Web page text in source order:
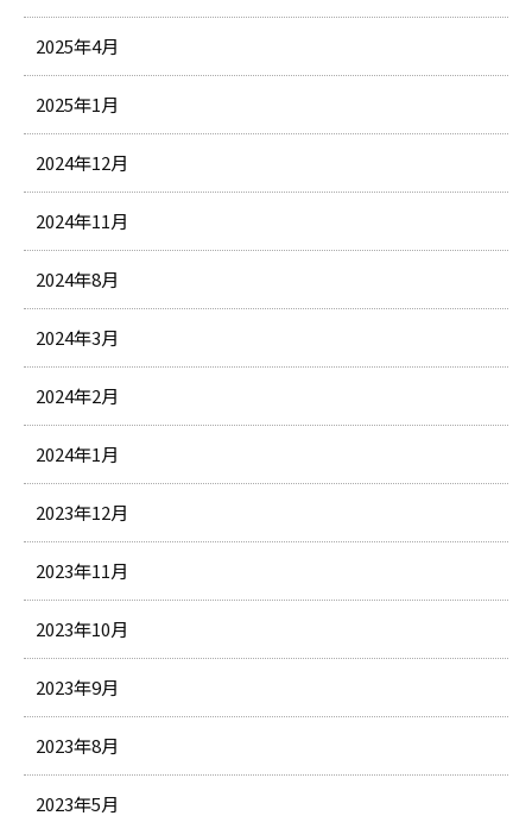
2025年4月
2025年1月
2024年12月
2024年11月
2024年8月
2024年3月
2024年2月
2024年1月
2023年12月
2023年11月
2023年10月
2023年9月
2023年8月
2023年5月